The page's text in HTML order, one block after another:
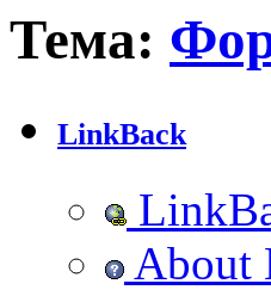
Тема:
LinkBack
About